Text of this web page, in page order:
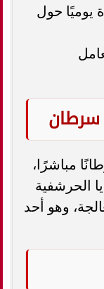
يوميًا حول
مباشرًا،
الحرشفية
وهو أحد